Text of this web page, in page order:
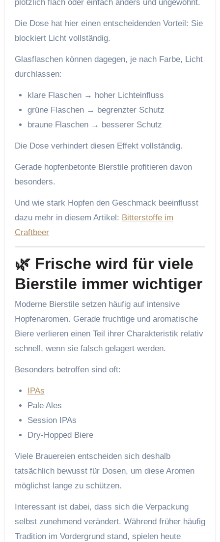
plötzlich flach oder einfach anders und ungewohnt.
Die Dose hat hier einen entscheidenden Vorteil: Sie
blockiert Licht vollständig.
Glasflaschen können dagegen, je nach Farbe, Licht
durchlassen:
klare Flaschen → hoher Lichteinfluss
grüne Flaschen → begrenzter Schutz
braune Flaschen → besserer Schutz
Die Dose verhindert diesen Effekt vollständig.
Gerade hopfenbetonte Bierstile profitieren davon
besonders.
Und wie stark Hopfen den Geschmack beeinflusst
dazu mehr in diesem Artikel: Bitterstoffe im
Craftbeer
🌿 Frische wird für viele
Bierstile immer wichtiger
Moderne Bierstile setzen häufig auf intensive
Hopfenaromen. Gerade fruchtige und aromatische
Biere verlieren einen Teil ihrer Charakteristik relativ
schnell, wenn sie falsch gelagert werden.
Besonders betroffen sind oft:
IPAs
Pale Ales
Session IPAs
Dry-Hopped Biere
Viele Brauereien entscheiden sich deshalb
tatsächlich bewusst für Dosen, um diese Aromen
möglichst lange zu schützen.
Interessant ist dabei, dass sich die Verpackung
selbst zunehmend verändert. Während früher häufig
Tradition im Vordergrund stand, spielen heute